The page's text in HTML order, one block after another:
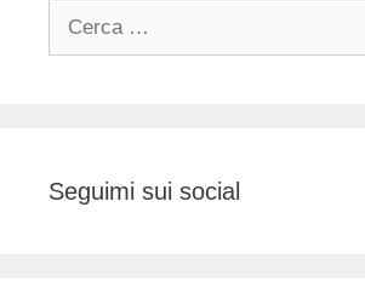
Seguimi sui social